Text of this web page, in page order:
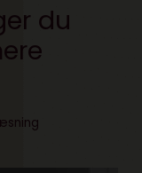
du